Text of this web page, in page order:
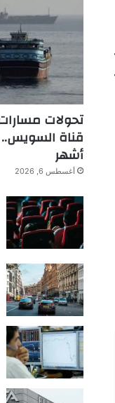
تحولات
أشهر
أغسطس 6, 2026